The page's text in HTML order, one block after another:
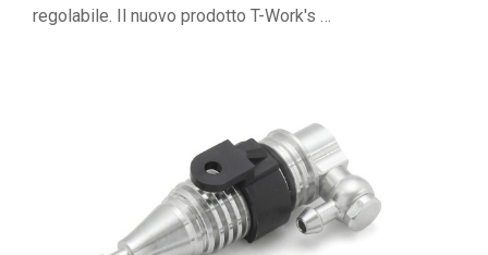
regolabile. Il nuovo prodotto T-Work's …